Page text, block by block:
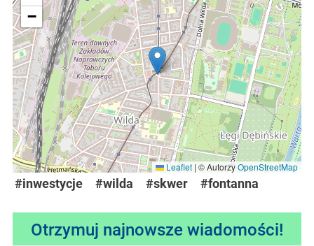
−
Leaflet | © AutorzyOpenStreetMap
#inwestycje #wilda #skwer #fontanna
Otrzymuj najnowsze wiadomości!